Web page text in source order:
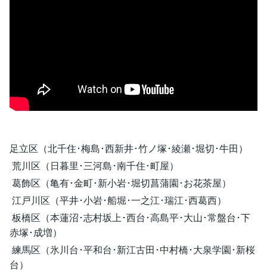
足立区（北千住･梅島･西新井･竹ノ塚･綾瀬･堀切･牛田）
荒川区（日暮里･三河島･南千住･町屋）
葛飾区（亀有･金町･新小岩･堀切菖蒲園･お花茶屋）
江戸川区（平井･小岩･船堀･一之江･瑞江･西葛西）
板橋区（本蓮沼･志村坂上･西台･高島平･大山･常盤台･下
赤塚･成増）
練馬区（氷川台･平和台･新江古田･中村橋･大泉学園･新桜
台）